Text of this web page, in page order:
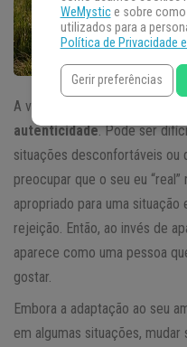
A verdade é que todos nós já
autenticidade. Pode ser
situações desconfortáveis ​​ou
preocupar que o seu eu
apropriado para uma
rejeição. Então, ao invés de
aparece como uma pessoa
gostar.
Embora a adaptação ao seu
em algumas situações, mudar
WeMystice sobre como
utilizados para a
Política de Privacidade
Gerir preferências